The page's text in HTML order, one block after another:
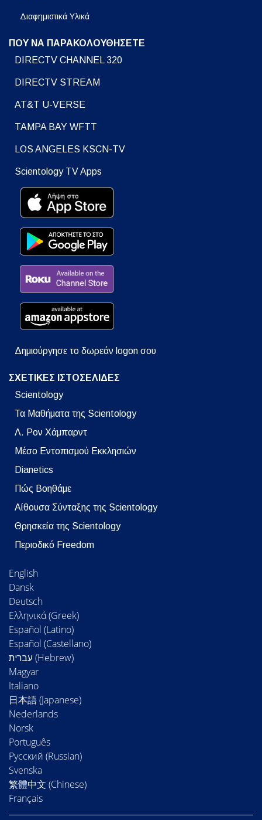
Διαφημιστικά Υλικά
ΠΟΥ ΝΑ ΠΑΡΑΚΟΛΟΥΘΗΣΕΤΕ
DIRECTV CHANNEL 320
DIRECTV STREAM
AT&T U-VERSE
TAMPA BAY WFTT
LOS ANGELES KSCN-TV
Scientology TV Apps
Δημιούργησε το δωρεάν logon σου
ΣΧΕΤΙΚΕΣ ΙΣΤΟΣΕΛΙΔΕΣ
Scientology
Τα Μαθήματα της Scientology
Λ. Ρον Χάμπαρντ
Μέσο Εντοπισμού Εκκλησιών
Dianetics
Πώς Βοηθάμε
Αίθουσα Σύνταξης της Scientology
Θρησκεία της Scientology
Περιοδικό Freedom
English
Dansk
Deutsch
Ελληνικά (Greek)
Español (Latino)
Español (Castellano)
Magyar
Italiano
日本語 (Japanese)
Nederlands
Norsk
Português
Русский (Russian)
Svenska
繁體中文 (Chinese)
Français